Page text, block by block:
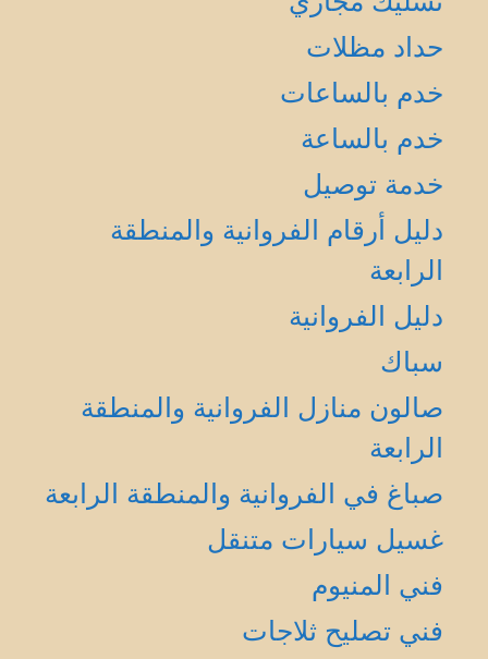
حداد مظلات
خدم بالساعات
خدم بالساعة
خدمة توصيل
دليل أرقام الفروانية والمنطقة
الرابعة
دليل الفروانية
سباك
صالون منازل الفروانية والمنطقة
الرابعة
صباغ في الفروانية والمنطقة الرابعة
غسيل سيارات متنقل
فني المنيوم
فني تصليح ثلاجات